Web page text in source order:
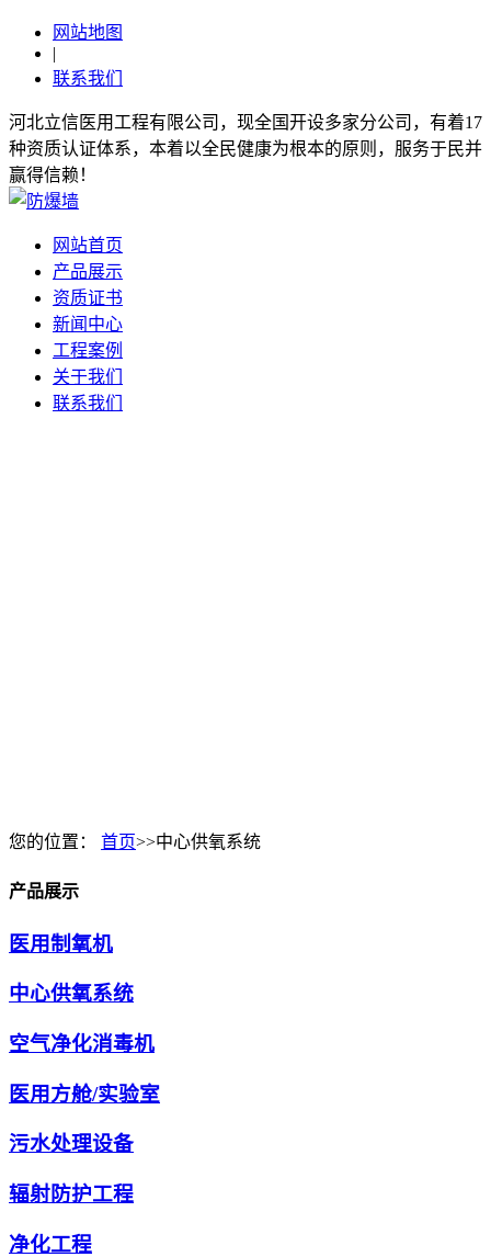
网站地图
|
联系我们
河北立信医用工程有限公司，现全国开设多家分公司，有着17
种资质认证体系，本着以全民健康为根本的原则，服务于民并
赢得信赖！
网站首页
产品展示
资质证书
新闻中心
工程案例
关于我们
联系我们
您的位置： 首页>>中心供氧系统
产品展示
医用制氧机
中心供氧系统
空气净化消毒机
医用方舱/实验室
污水处理设备
辐射防护工程
净化工程